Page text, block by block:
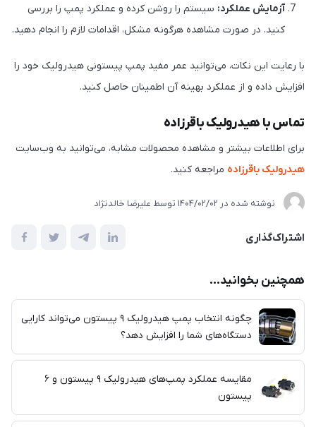
آزمایش عملکرد: سیستم را روشن کرده و عملکرد پمپ را بررسی
کنید. در صورت مشاهده هرگونه مشکل، اقدامات لازم را انجام دهید.
با رعایت این نکات، می‌توانید عمر مفید پمپ پیستونی هیدرولیک خود را
افزایش داده و از عملکرد بهینه آن اطمینان حاصل کنید.
تماس با هیدرولیک باقرزاده
برای اطلاعات بیشتر و مشاهده محصولات مشابه، می‌توانید به وب‌سایت
هیدرولیک باقرزاده مراجعه کنید.
نوشته شده در 1404/02/02 توسط علیرضا خالدنژاد
اشتراک‌گذاری
همچنین بخوانید...
چگونه انتخاب پمپ هیدرولیک ۹ پیستون می‌تواند کارایی
دستگاه‌های شما را افزایش دهد؟
مقایسه عملکرد پمپ‌های هیدرولیک ۹ پیستون و ۶
پیستون